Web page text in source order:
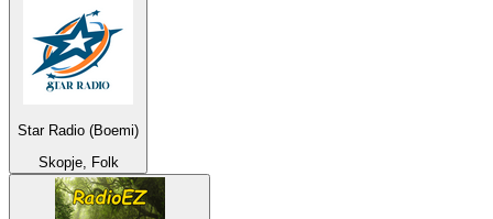
Star Radio (Boemi)
Skopje, Folk